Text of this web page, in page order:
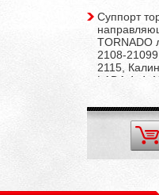
Суппорт
TORNADO
2108-
2115,
LADA 4x4,
NIVA, Niva